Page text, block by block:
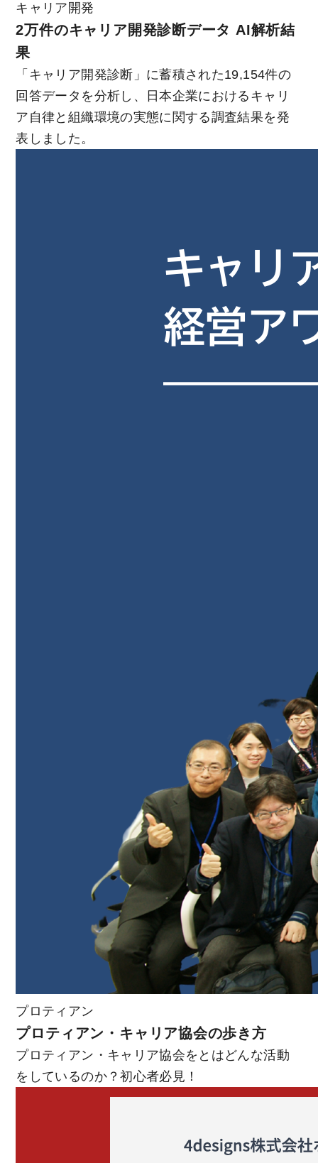
キャリア開発
2万件のキャリア開発診断データ AI解析結
果
「キャリア開発診断」に蓄積された19,154件の
回答データを分析し、日本企業におけるキャリ
ア自律と組織環境の実態に関する調査結果を発
表しました。
プロティアン
プロティアン・キャリア協会の歩き方
プロティアン・キャリア協会をとはどんな活動
をしているのか？初心者必見！